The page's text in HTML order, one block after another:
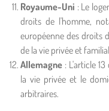
Royaume-Uni : Le
droits de l'homme,
européenne des droits
de la vie privée et
Allemagne : L'article
la vie privée et le
arbitraires.